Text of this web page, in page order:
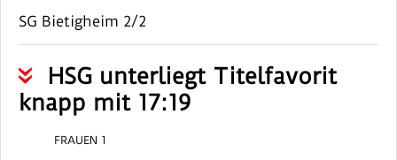
SG Bietigheim 2/2
HSG unterliegt Titelfavorit
knapp mit 17:19
FRAUEN 1